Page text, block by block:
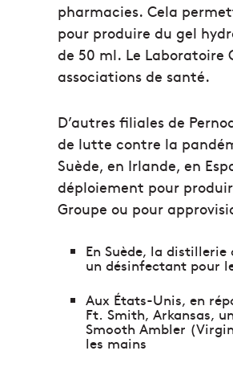
pharmacies. Cela
pour produire du gel
de 50 ml. Le Laboratoire
associations de santé.
D’autres filiales de
de lutte contre la
Suède, en Irlande, en
déploiement pour
Groupe ou pour
En Suède, la
un désinfectant pour
Aux États-Unis, en
Ft. Smith, Arkansas,
Smooth Ambler
les mains